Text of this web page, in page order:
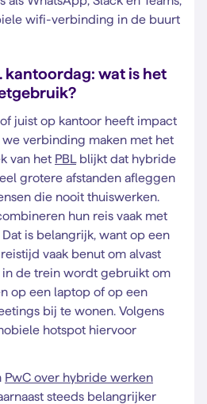
wifi-verbinding in de buurt
kantoordag: wat is het
juist op kantoor heeft impact
verbinding maken met het
van het PBL blijkt dat hybride
grotere afstanden afleggen
die nooit thuiswerken.
hun reis vaak met
is belangrijk, want op een
vaak benut om alvast
de trein wordt gebruikt om
op een laptop of op een
bij te wonen. Volgens
hotspot hiervoor
PwC over hybride werken
steeds belangrijker